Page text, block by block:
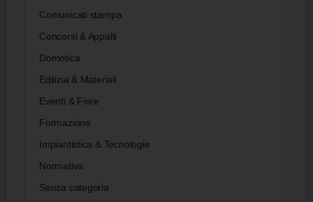
Comunicati stampa
Concorsi & Appalti
Domotica
Edilizia & Materiali
Eventi & Fiere
Formazione
Impiantistica & Tecnologie
Normativa
Senza categoria